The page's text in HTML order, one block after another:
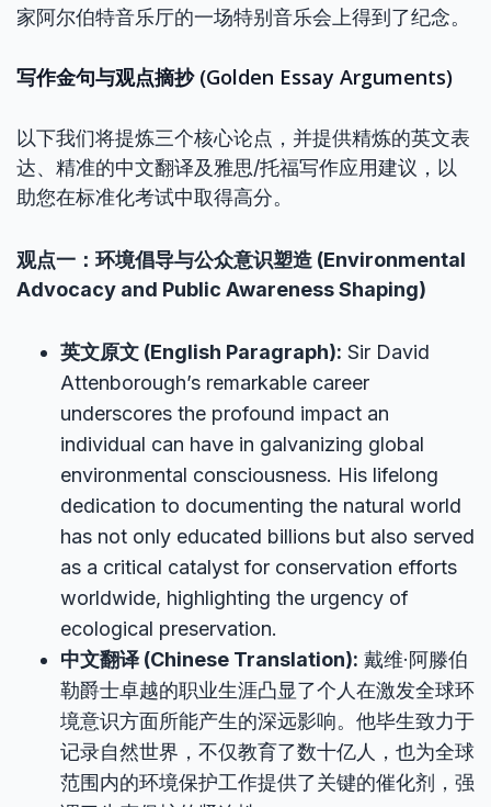
家阿尔伯特音乐厅的一场特别音乐会上得到了纪念。
写作金句与观点摘抄 (Golden Essay Arguments)
以下我们将提炼三个核心论点，并提供精炼的英文表
达、精准的中文翻译及雅思/托福写作应用建议，以
助您在标准化考试中取得高分。
观点一：环境倡导与公众意识塑造 (Environmental
Advocacy and Public Awareness Shaping)
英文原文 (English Paragraph): Sir David
Attenborough’s remarkable career
underscores the profound impact an
individual can have in galvanizing global
environmental consciousness. His lifelong
dedication to documenting the natural world
has not only educated billions but also served
as a critical catalyst for conservation efforts
worldwide, highlighting the urgency of
ecological preservation.
中文翻译 (Chinese Translation): 戴维·阿滕伯
勒爵士卓越的职业生涯凸显了个人在激发全球环
境意识方面所能产生的深远影响。他毕生致力于
记录自然世界，不仅教育了数十亿人，也为全球
范围内的环境保护工作提供了关键的催化剂，强